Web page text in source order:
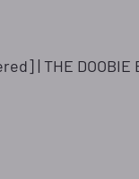
| THE DOOBIE